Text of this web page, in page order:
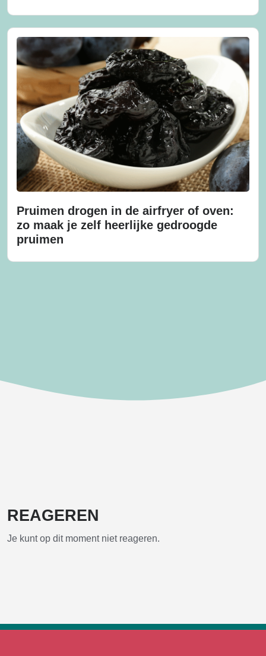
Pruimen drogen in de airfryer of oven:
zo maak je zelf heerlijke gedroogde
pruimen
REAGEREN
Je kunt op dit moment niet reageren.